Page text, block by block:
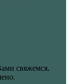
свяжемся.